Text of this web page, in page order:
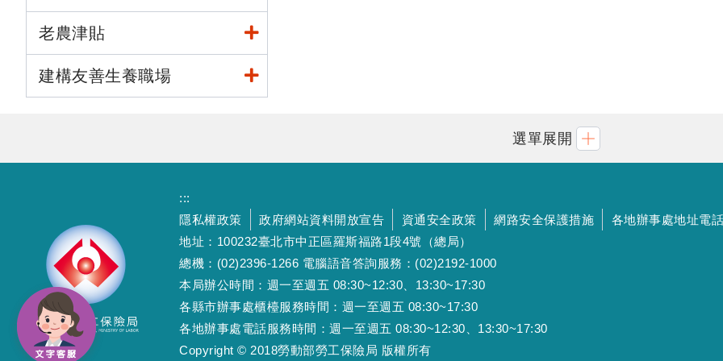
老農津貼
建構友善生養職場
選單展開
:::
隱私權政策
政府網站資料開放宣告 資通安全政策 網路安全保護措施
各地辦事處地址電話
地址：100232臺北市中正區羅斯福路1段4號（總局）
總機：(02)2396-1266 電腦語音答詢服務：(02)2192-1000
本局辦公時間：週一至週五 08:30~12:30、13:30~17:30
各縣市辦事處櫃檯服務時間：週一至週五 08:30~17:30
各地辦事處電話服務時間：週一至週五 08:30~12:30、13:30~17:30
Copyright © 2018勞動部勞工保險局 版權所有